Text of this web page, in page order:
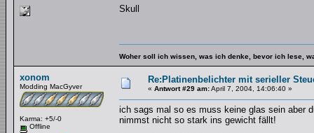
Skull
Woher soll ich wissen, was ich denke, bevor ich lese,
xonom
Modding MacGyver
Karma: +5/-0
Offline
Re:Platinenbelichter mit serieller
« Antwort #29 am:April 7, 2004, 14:06:40 »
ich sags mal so es muss keine glas sein aber
nimmst nicht so stark ins gewicht fällt!